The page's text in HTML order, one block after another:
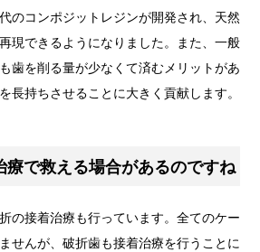
のコンポジットレジンが開発され、天然
現できるようになりました。また、一般
歯を削る量が少なくて済むメリットがあ
長持ちさせることに大きく貢献します。
療で救える場合があるのですね
の接着治療も行っています。全てのケー
せんが、破折歯も接着治療を行うことに